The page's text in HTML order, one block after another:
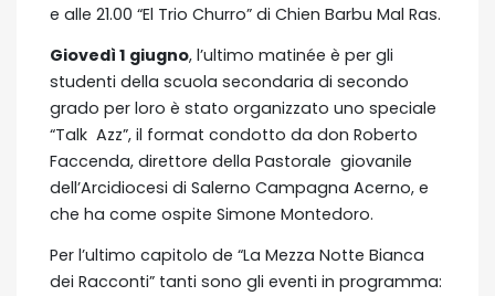
e alle 21.00 “El Trio Churro” di Chien Barbu Mal Ras.
Giovedì 1 giugno, l’ultimo matinée è per gli
studenti della scuola secondaria di secondo
grado per loro è stato organizzato uno speciale
“Talk Azz”, il format condotto da don Roberto
Faccenda, direttore della Pastorale giovanile
dell’Arcidiocesi di Salerno Campagna Acerno, e
che ha come ospite Simone Montedoro.
Per l’ultimo capitolo de “La Mezza Notte Bianca
dei Racconti” tanti sono gli eventi in programma: